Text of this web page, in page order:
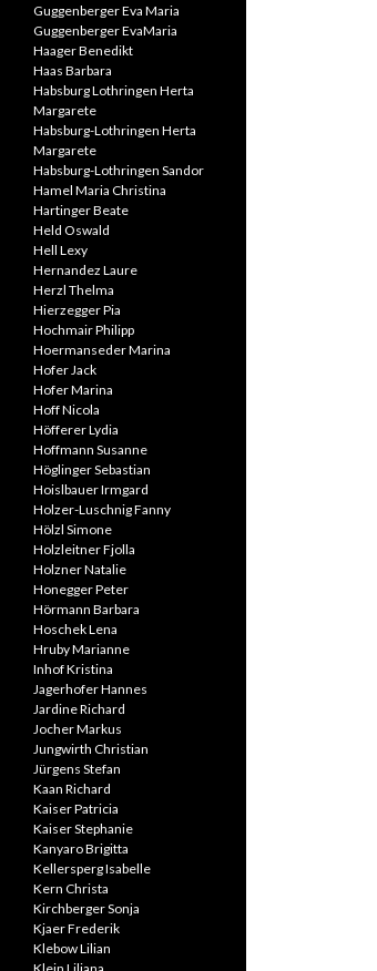
Guggenberger Eva Maria
Guggenberger EvaMaria
Haager Benedikt
Haas Barbara
Habsburg Lothringen Herta
Margarete
Habsburg-Lothringen Herta
Margarete
Habsburg-Lothringen Sandor
Hamel Maria Christina
Hartinger Beate
Held Oswald
Hell Lexy
Hernandez Laure
Herzl Thelma
Hierzegger Pia
Hochmair Philipp
Hoermanseder Marina
Hofer Jack
Hofer Marina
Hoff Nicola
Höfferer Lydia
Hoffmann Susanne
Höglinger Sebastian
Hoislbauer Irmgard
Holzer-Luschnig Fanny
Hölzl Simone
Holzleitner Fjolla
Holzner Natalie
Honegger Peter
Hörmann Barbara
Hoschek Lena
Hruby Marianne
Inhof Kristina
Jagerhofer Hannes
Jardine Richard
Jocher Markus
Jungwirth Christian
Jürgens Stefan
Kaan Richard
Kaiser Patricia
Kaiser Stephanie
Kanyaro Brigitta
Kellersperg Isabelle
Kern Christa
Kirchberger Sonja
Kjaer Frederik
Klebow Lilian